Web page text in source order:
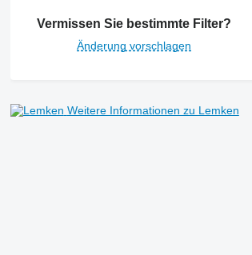
Vermissen Sie bestimmte Filter?
Änderung vorschlagen
Weitere Informationen zu Lemken